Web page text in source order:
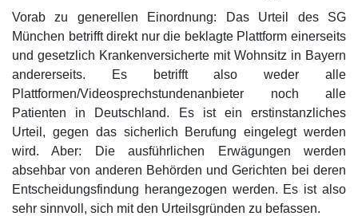
Vorab zu generellen Einordnung: Das Urteil des SG
München betrifft direkt nur die beklagte Plattform einerseits
und gesetzlich Krankenversicherte mit Wohnsitz in Bayern
andererseits. Es betrifft also weder alle
Plattformen/Videosprechstundenanbieter noch alle
Patienten in Deutschland. Es ist ein erstinstanzliches
Urteil, gegen das sicherlich Berufung eingelegt werden
wird. Aber: Die ausführlichen Erwägungen werden
absehbar von anderen Behörden und Gerichten bei deren
Entscheidungsfindung herangezogen werden. Es ist also
sehr sinnvoll, sich mit den Urteilsgründen zu befassen.